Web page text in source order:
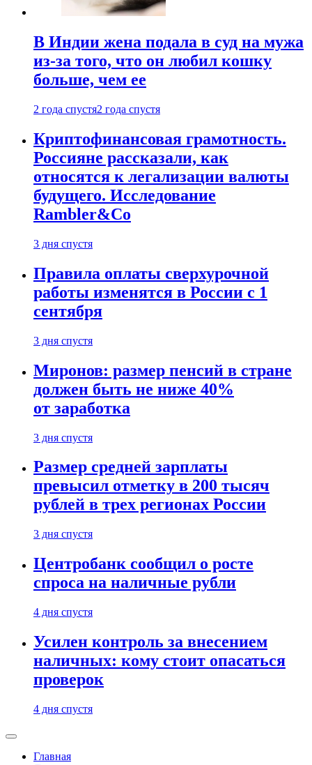
В Индии жена подала в суд на мужа
из-за того, что он любил кошку
больше, чем ее
2 года спустя2 года спустя
Криптофинансовая грамотность.
Россияне рассказали, как
относятся к легализации валюты
будущего. Исследование
Rambler&Co
3 дня спустя
Правила оплаты сверхурочной
работы изменятся в России с 1
сентября
3 дня спустя
Миронов: размер пенсий в стране
должен быть не ниже 40%
от заработка
3 дня спустя
Размер средней зарплаты
превысил отметку в 200 тысяч
рублей в трех регионах России
3 дня спустя
Центробанк сообщил о росте
спроса на наличные рубли
4 дня спустя
Усилен контроль за внесением
наличных: кому стоит опасаться
проверок
4 дня спустя
Главная